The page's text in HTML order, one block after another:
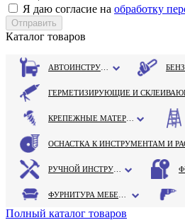
Я даю согласие на обработку
Каталог товаров
Полный каталог товаров